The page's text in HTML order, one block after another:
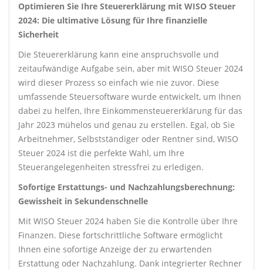
Optimieren Sie Ihre Steuererklärung mit WISO Steuer
2024: Die ultimative Lösung für Ihre finanzielle
Sicherheit
Die Steuererklärung kann eine anspruchsvolle und
zeitaufwändige Aufgabe sein, aber mit WISO Steuer 2024
wird dieser Prozess so einfach wie nie zuvor. Diese
umfassende Steuersoftware wurde entwickelt, um Ihnen
dabei zu helfen, Ihre Einkommensteuererklärung für das
Jahr 2023 mühelos und genau zu erstellen. Egal, ob Sie
Arbeitnehmer, Selbstständiger oder Rentner sind, WISO
Steuer 2024 ist die perfekte Wahl, um Ihre
Steuerangelegenheiten stressfrei zu erledigen.
Sofortige Erstattungs- und Nachzahlungsberechnung:
Gewissheit in Sekundenschnelle
Mit WISO Steuer 2024 haben Sie die Kontrolle über Ihre
Finanzen. Diese fortschrittliche Software ermöglicht
Ihnen eine sofortige Anzeige der zu erwartenden
Erstattung oder Nachzahlung. Dank integrierter Rechner